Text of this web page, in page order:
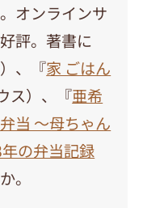
オンラインサ
評。著書に
、『家 ごはん
ス）、『亜希
当 ～母ちゃん
の弁当記録
。